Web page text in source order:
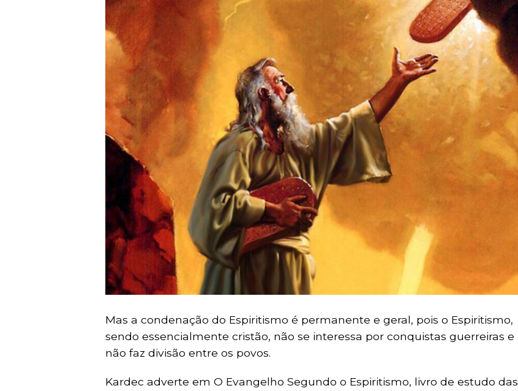
Mas a condenação do Espiritismo é permanente e geral, pois o Espiritismo,
sendo essencialmente cristão, não se interessa por conquistas guerreiras e
não faz divisão entre os povos.
Kardec adverte em O Evangelho Segundo o Espiritismo, livro de estudo das